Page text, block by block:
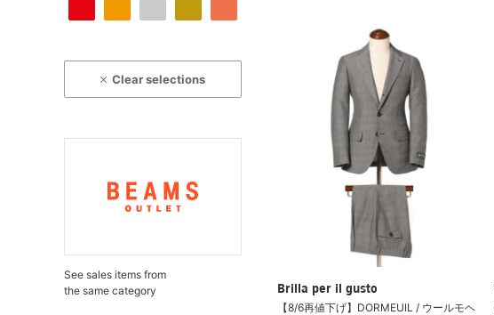
Clear selections
See sales items from
the same category
Brilla per il gusto
【8/6再値下げ】DORMEUIL / ウールモヘ